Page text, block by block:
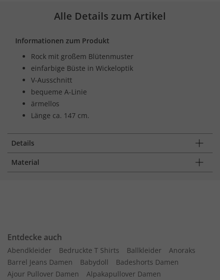
Alle Details zum Artikel
Informationen zum Produkt
Rock mit großem Blütenmuster
einfarbige Büste in Wickeloptik
V-Ausschnitt
bequeme A-Linie
ärmellos
Länge ca. 147 cm.
Details
Material
Entdecke auch
Abendkleider Bedruckte T Shirts Ballkleider
Anoraks
Barrel Jeans Damen
Babydoll
Badeshorts Damen
Ajour Pullover Damen
Alpakapullover Damen